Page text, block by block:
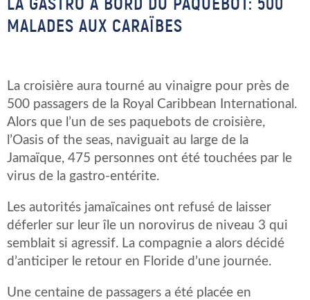
MALADES AUX CARAÏBES
La croisière aura tourné au vinaigre pour près de
500 passagers de la Royal Caribbean International.
Alors que l’un de ses paquebots de croisière,
l’Oasis of the seas, naviguait au large de la
Jamaïque, 475 personnes ont été touchées par le
virus de la gastro-entérite.
Les autorités jamaïcaines ont refusé de laisser
déferler sur leur île un norovirus de niveau 3 qui
semblait si agressif. La compagnie a alors décidé
d’anticiper le retour en Floride d’une journée.
Une centaine de passagers a été placée en